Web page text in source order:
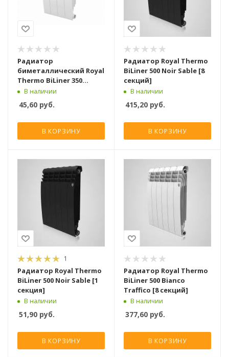
Радиатор
биметаллический Royal
Thermo BiLiner 350
Bianco Traffico [1
В наличии
45,60 руб.
В КОРЗИНУ
Радиатор Royal Thermo
BiLiner 500 Noir Sable [8
секций]
В наличии
415,20 руб.
В КОРЗИНУ
1
Радиатор Royal Thermo
BiLiner 500 Noir Sable [1
секция]
В наличии
51,90 руб.
В КОРЗИНУ
Радиатор Royal Thermo
BiLiner 500 Bianco
Traffico [8 секций]
В наличии
377,60 руб.
В КОРЗИНУ